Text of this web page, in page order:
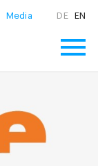
Media DE EN